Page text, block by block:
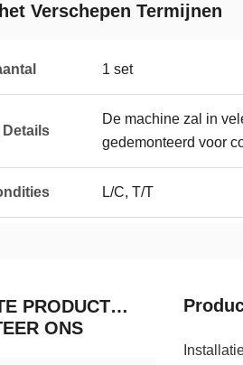
Verschepen Termijnen
1 set
De machine zal in
gedemonteerd voor
L/C, T/T
VERWANTE PRODUCTEN
ONS